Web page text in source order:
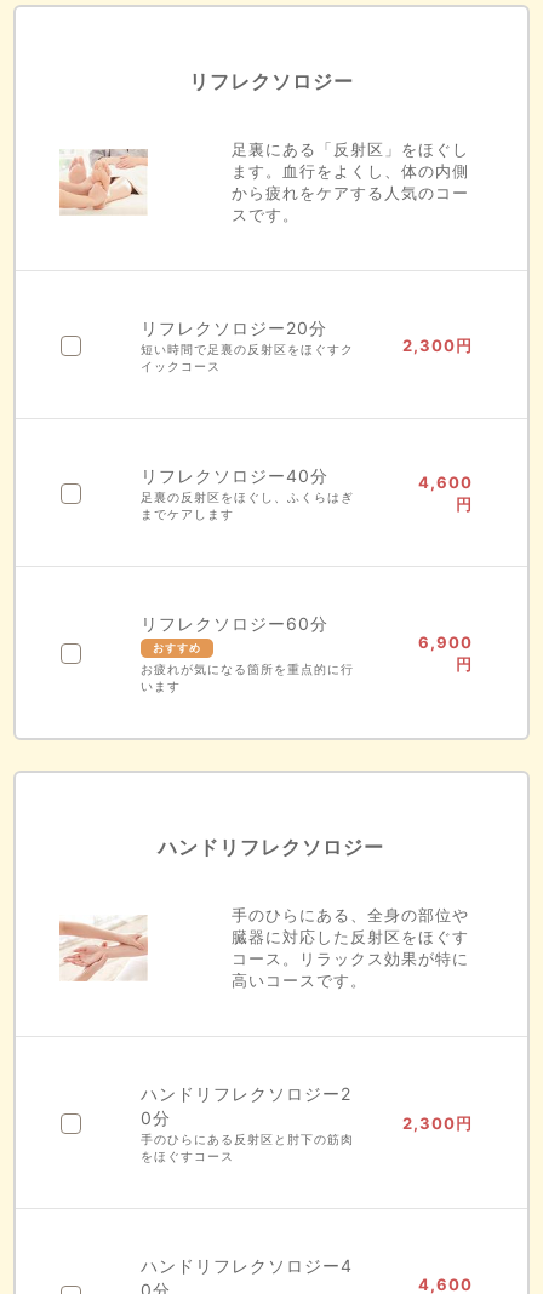
リフレクソロジー
足裏にある「反射区」をほぐし
ます。血行をよくし、体の内側
から疲れをケアする人気のコー
スです。
リフレクソロジー20分
2,300円
短い時間で足裏の反射区をほぐすク
イックコース
リフレクソロジー40分
4,600
円
足裏の反射区をほぐし、ふくらはぎ
までケアします
リフレクソロジー60分
6,900
円
お疲れが気になる箇所を重点的に行
います
ハンドリフレクソロジー
手のひらにある、全身の部位や
臓器に対応した反射区をほぐす
コース。リラックス効果が特に
高いコースです。
ハンドリフレクソロジー2
0分
2,300円
手のひらにある反射区と肘下の筋肉
をほぐすコース
ハンドリフレクソロジー4
0分
4,600